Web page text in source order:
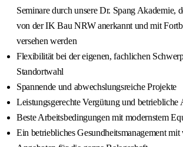
Seminare durch unsere Dr. Spang Akademie,
von der IK Bau NRW anerkannt und mit
versehen werden
Flexibilität bei der eigenen, fachlichen
Standortwahl
Spannende und abwechslungsreiche Projekte
Leistungsgerechte Vergütung und
Beste Arbeitsbedingungen mit modernstem
Ein betriebliches Gesundheitsmanagement mit